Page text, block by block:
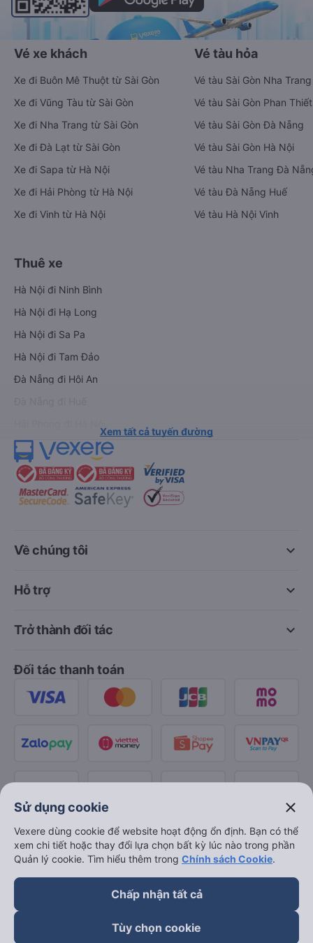
Vé xe khách
Xe đi Buôn Mê Thuột từ Sài Gòn
Xe đi Vũng Tàu từ Sài Gòn
Xe đi Nha Trang từ Sài Gòn
Xe đi Đà Lạt từ Sài Gòn
Xe đi Sapa từ Hà Nội
Xe đi Hải Phòng từ Hà Nội
Xe đi Vinh từ Hà Nội
Vé tàu hỏa
Vé tàu Sài Gòn Nha Trang
Vé tàu Sài Gòn Phan Thiết
Vé tàu Sài Gòn Đà Nẵng
Vé tàu Sài Gòn Hà Nội
Vé tàu Nha Trang Đà
Vé tàu Đà Nẵng Huế
Vé tàu Hà Nội Vinh
Thuê xe
Hà Nội đi Ninh Bình
Hà Nội đi Hạ Long
Hà Nội đi Sa Pa
Hà Nội đi Tam Đảo
Đà Nẵng đi Hội An
Xem tất cả tuyến đường
keyboard_arrow_down
Về chúng tôi
keyboard_arrow_down
Hỗ trợ
keyboard_arrow_down
Trở thành đối tác
Đối tác thanh toán
Sử dụng cookie close
Vexere dùng cookie để website hoạt động ổn định. Bạn có thể
xem chi tiết hoặc thay đổi lựa chọn bất kỳ lúc nào trong phần
Quản lý cookie. Tìm hiểu thêm trong Chính sách Cookie.
Chấp nhận tất cả
Tùy chọn cookie